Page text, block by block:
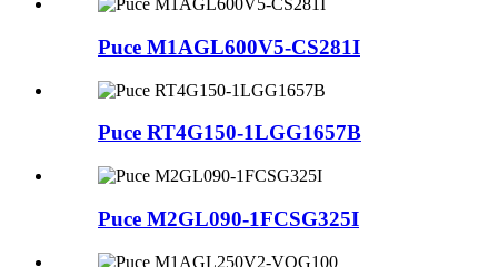
Puce M1AGL600V5-CS281I
Puce RT4G150-1LGG1657B
Puce M2GL090-1FCSG325I